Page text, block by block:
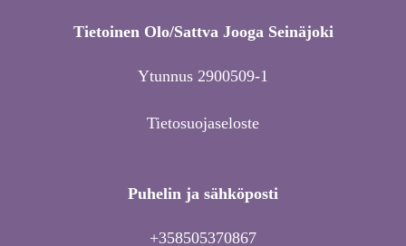
Tietoinen Olo/Sattva Jooga Seinäjoki
Ytunnus 2900509-1
Tietosuojaseloste
Puhelin ja sähköposti
+358505370867